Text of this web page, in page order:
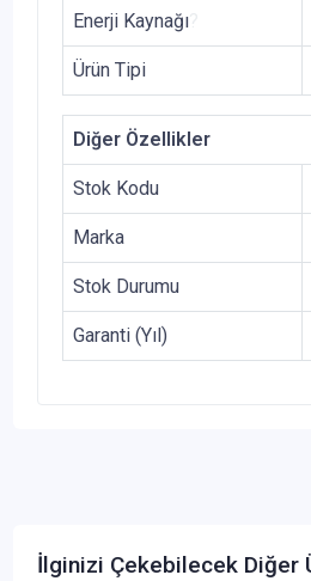
Enerji Kaynağı
Ürün Tipi
Diğer Özellikler
Stok Kodu
Marka
Stok Durumu
Garanti (Yıl)
İlginizi Çekebilecek Diğer